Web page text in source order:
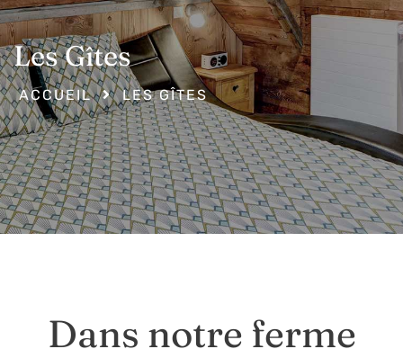
Les Gîtes
ACCUEIL LES GÎTES
Dans notre ferme